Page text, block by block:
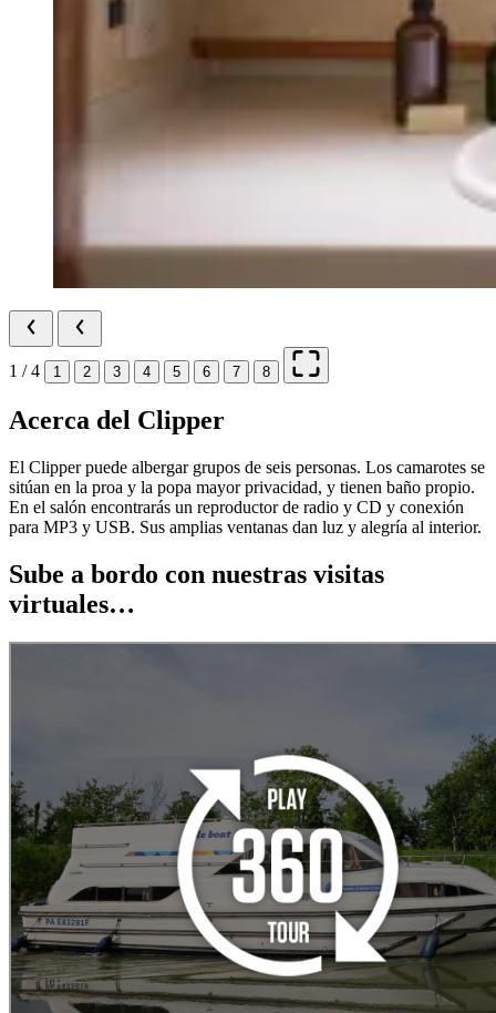
1 / 4 1 2 3 4 5 6 7 8
Acerca del Clipper
El Clipper puede albergar grupos de seis personas. Los camarotes se
sitúan en la proa y la popa mayor privacidad, y tienen baño propio.
En el salón encontrarás un reproductor de radio y CD y conexión
para MP3 y USB. Sus amplias ventanas dan luz y alegría al interior.
Sube a bordo con nuestras visitas
virtuales…